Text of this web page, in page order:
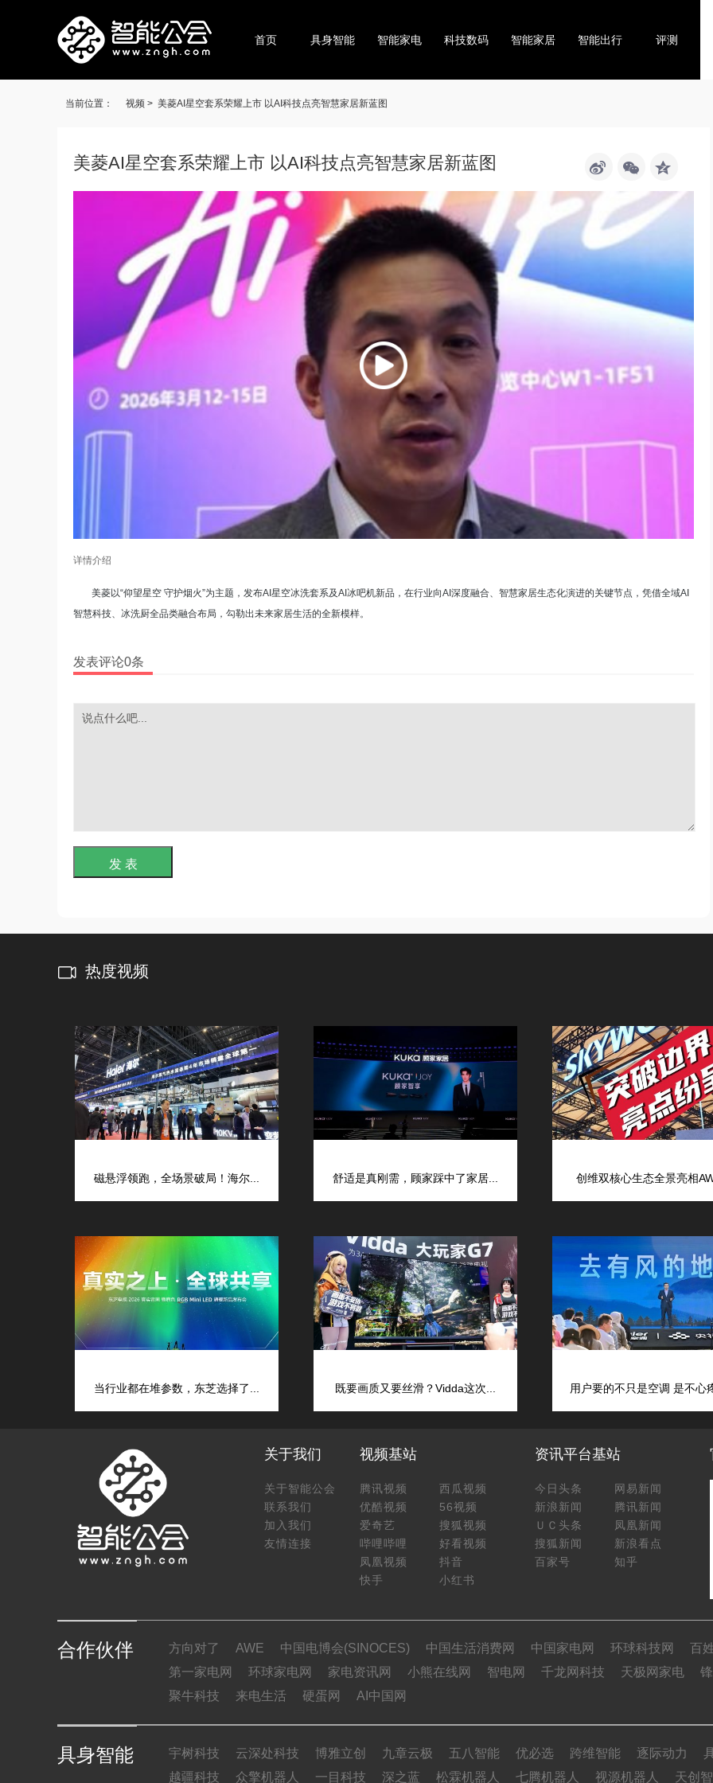
首页 具身智能 智能家电 科技数码 智能家居 智能出行 评测
当前位置： 视频 > 美菱AI星空套系荣耀上市 以AI科技点亮智慧家居新蓝图
美菱AI星空套系荣耀上市 以AI科技点亮智慧家居新蓝图
详情介绍
美菱以“仰望星空 守护烟火”为主题，发布AI星空冰洗套系及AI冰吧机新品，在行业向AI深度融合、智慧家居生态化演进的关键节点，凭借全域AI
智慧科技、冰洗厨全品类融合布局，勾勒出未来家居生活的全新模样。
发表评论0条
发 表
热度视频
磁悬浮领跑，全场景破局！海尔... 舒适是真刚需，顾家踩中了家居... 创维双核心生态全景亮相
当行业都在堆参数，东芝选择了... 既要画质又要丝滑？Vidda这次... 用户要的不只是空调 是不心
关于我们
关于智能公会
联系我们
加入我们
友情连接
视频基站
腾讯视频
西瓜视频
优酷视频
56视频
爱奇艺
搜狐视频
哔哩哔哩
好看视频
凤凰视频
抖音
快手
小红书
资讯平台基站
今日头条
网易新闻
新浪新闻
腾讯新闻
ＵＣ头条
凤凰新闻
搜狐新闻
新浪看点
百家号
知乎
合作伙伴 方向对了 AWE 中国电博会(SINOCES) 中国生活消费网 中国家电网 环球科技网
百
第一家电网
环球家电网 家电资讯网 小熊在线网 智电网 千龙网科技 天极网家电
聚牛科技
来电生活 硬蛋网 AI中国网
具身智能 宇树科技 云深处科技 博雅立创 九章云极 五八智能 优必选 跨维智能 逐际动力
越疆科技
众擎机器人 一目科技 深之蓝 松霖机器人 七腾机器人 视源机器人 天创